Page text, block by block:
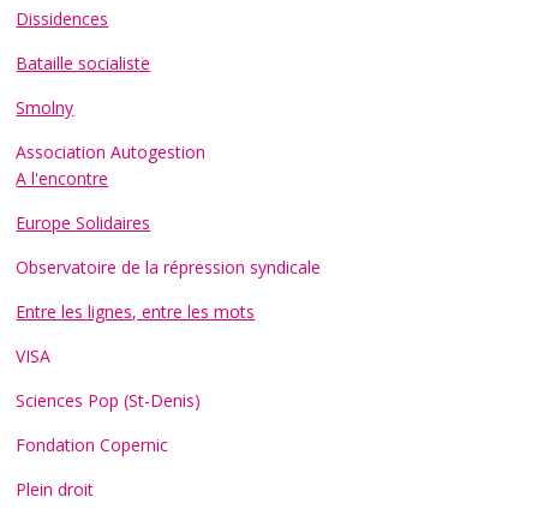
Dissidences
Bataille socialiste
Smolny
Association Autogestion
A l'encontre
Europe Solidaires
Observatoire de la répression syndicale
Entre les lignes, entre les mots
VISA
Sciences Pop (St-Denis)
Fondation Copernic
Plein droit